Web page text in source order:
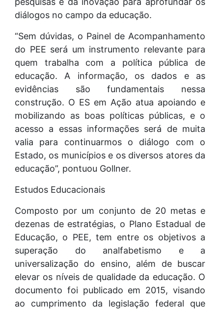
diálogos no campo da educação.
“Sem dúvidas, o Painel de Acompanhamento
do PEE será um instrumento relevante para
quem trabalha com a política pública de
educação. A informação, os dados e as
evidências são fundamentais nessa
construção. O ES em Ação atua apoiando e
mobilizando as boas políticas públicas, e o
acesso a essas informações será de muita
valia para continuarmos o diálogo com o
Estado, os municípios e os diversos atores da
educação”, pontuou Gollner.
Estudos Educacionais
Composto por um conjunto de 20 metas e
dezenas de estratégias, o Plano Estadual de
Educação, o PEE, tem entre os objetivos a
superação do analfabetismo e a
universalização do ensino, além de buscar
elevar os níveis de qualidade da educação. O
documento foi publicado em 2015, visando
ao cumprimento da legislação federal que